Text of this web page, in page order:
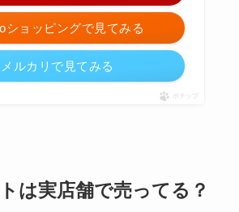
ショッピングで見てみる
メルカリで見てみる
ポチップ
は実店舗で売ってる？